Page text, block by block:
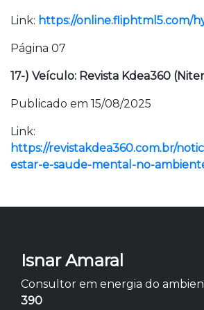
Link: https://online.fliphtml5.com/
Página 07
17-) Veículo: Revista Kdea360
Publicado em 15/08/2025
Link:
https://revistakdea360.com.br/
estar-e-saude-mental-no-
Isnar Amaral
Consultor em energia do
390